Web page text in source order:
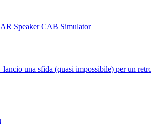
MOOER RADAR Speaker CAB Simulator
lancio una sfida (quasi impossibile) per un